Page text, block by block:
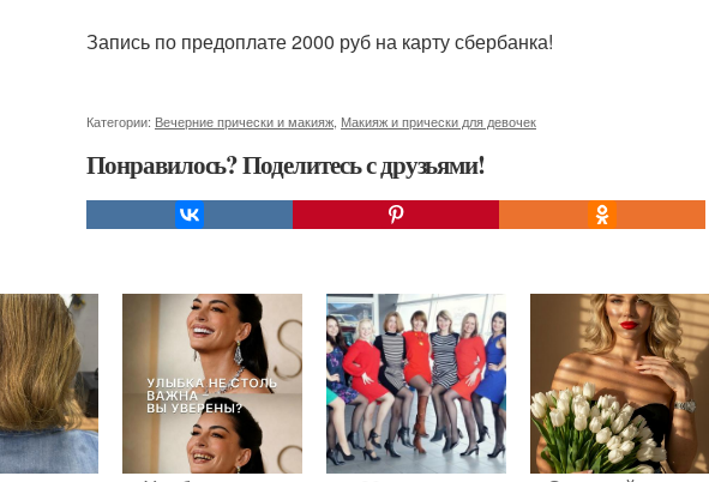
Запись по предоплате 2000 руб на карту сбербанка!
Категории: Вечерние прически и макияж Макияж и прически для девочек
Понравилось? Поделитесь с друзьями!